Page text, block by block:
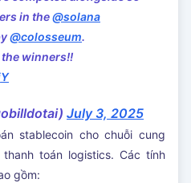
in the@solana
@colosseum.
winners!!
July 3, 2025
stablecoin cho chuỗi cung
toán logistics. Các tính
gồm: